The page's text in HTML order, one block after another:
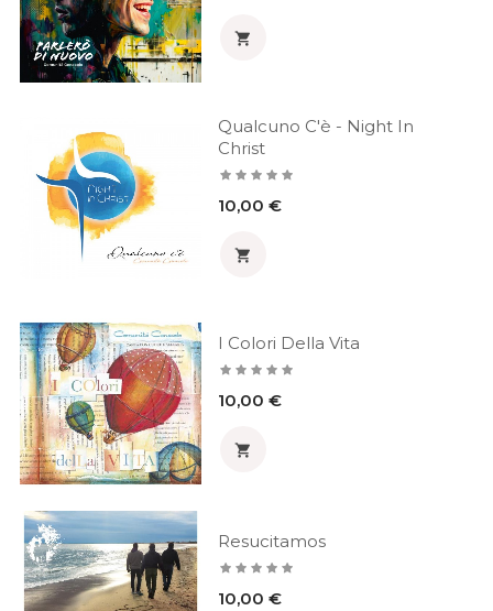

Qualcuno C'è - Night In
Christ
Prezzo
10,00 €

I Colori Della Vita
Prezzo
10,00 €

Resucitamos
Prezzo
10,00 €